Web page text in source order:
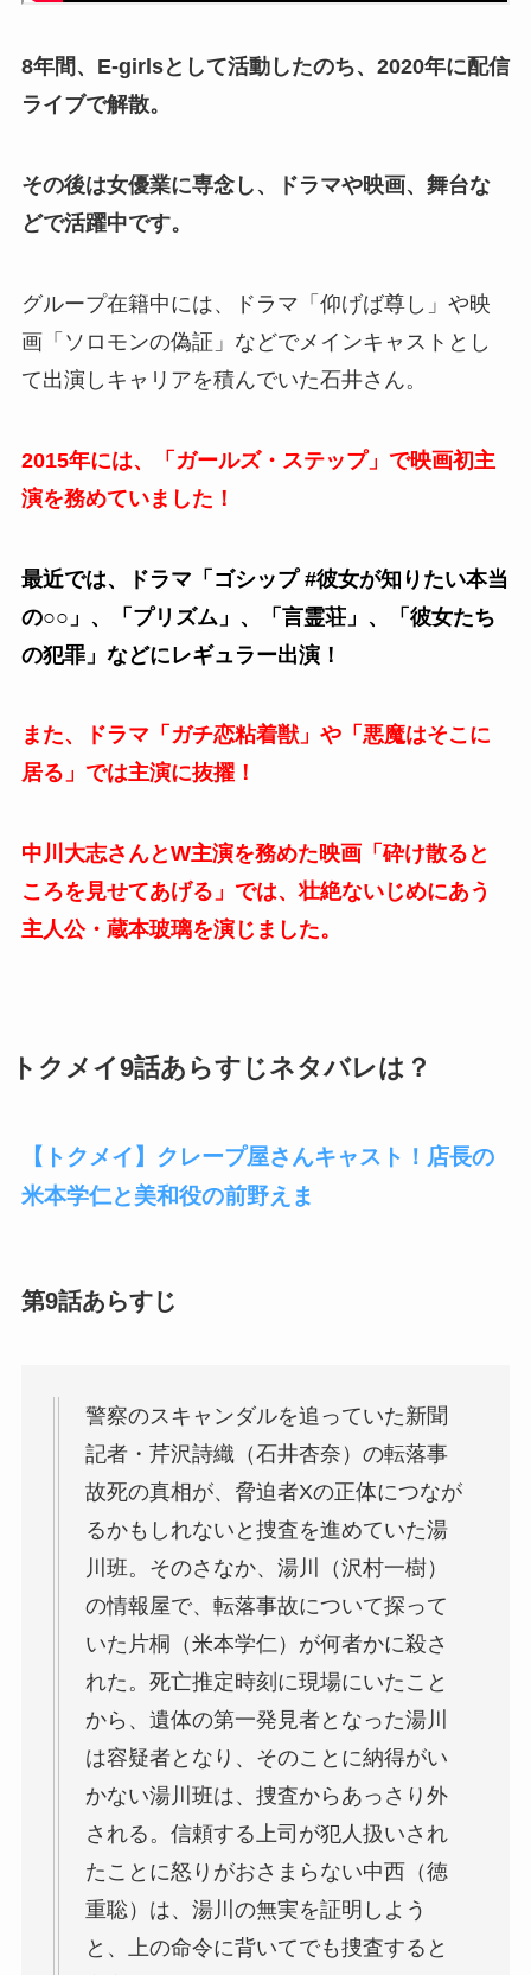
8年間、E-girlsとして活動したのち、2020年に配信
ライブで解散。
その後は女優業に専念し、ドラマや映画、舞台な
どで活躍中です。
グループ在籍中には、ドラマ「仰げば尊し」や映
画「ソロモンの偽証」などでメインキャストとし
て出演しキャリアを積んでいた石井さん。
2015年には、「ガールズ・ステップ」で映画初主
演を務めていました！
最近では、ドラマ「ゴシップ #彼女が知りたい本当
の○○」、「プリズム」、「言霊荘」、「彼女たち
の犯罪」などにレギュラー出演！
また、ドラマ「ガチ恋粘着獣」や「悪魔はそこに
居る」では主演に抜擢！
中川大志さんとW主演を務めた映画「砕け散ると
ころを見せてあげる」では、壮絶ないじめにあう
主人公・蔵本玻璃を演じました。
トクメイ9話あらすじネタバレは？
【トクメイ】クレープ屋さんキャスト！店長の
米本学仁と美和役の前野えま
第9話あらすじ
警察のスキャンダルを追っていた新聞
記者・芹沢詩織（石井杏奈）の転落事
故死の真相が、脅迫者Xの正体につなが
るかもしれないと捜査を進めていた湯
川班。そのさなか、湯川（沢村一樹）
の情報屋で、転落事故について探って
いた片桐（米本学仁）が何者かに殺さ
れた。死亡推定時刻に現場にいたこと
から、遺体の第一発見者となった湯川
は容疑者となり、そのことに納得がい
かない湯川班は、捜査からあっさり外
される。信頼する上司が犯人扱いされ
たことに怒りがおさまらない中西（徳
重聡）は、湯川の無実を証明しよう
と、上の命令に背いてでも捜査すると